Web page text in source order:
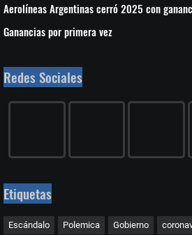
Aerolíneas Argentinas cerró 2025 con
Ganancias por primera vez
Redes Sociales
Etiquetas
Escándalo Polemica Gobierno